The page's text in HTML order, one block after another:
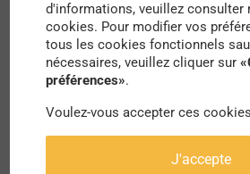
d'informations, veuillez consulter
cookies. Pour modifier vos
tous les cookies fonctionnels
nécessaires, veuillez cliquer sur
préférences».
Voulez-vous accepter ces
J'accepte